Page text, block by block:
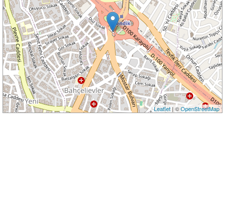
Leaflet| ©OpenStreetMap